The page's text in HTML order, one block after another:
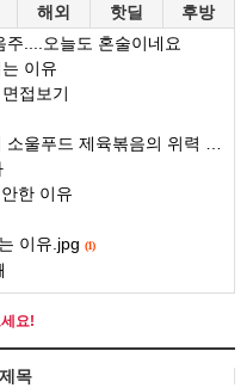
해외 핫딜 후방
....오늘도 혼술이네요
이유
접보기
푸드 제육볶음의 위력 ㅋㅋ
한 이유
이유.jpg (1)
요!
제목